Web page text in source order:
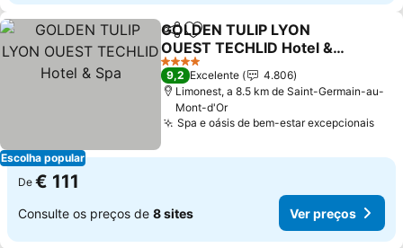
Escolha popular
PartilharAdicionar aos favoritos
GOLDEN TULIP LYON
OUEST TECHLID Hotel &
Spa
4 Estrelas
9,2 Excelente
4.806
Limonest, a 8.5 km de Saint-Germain-au-
Mont-d'Or
Spa e oásis de bem-estar excepcionais
De € 111
Consulte os preços de 8 sites Ver preços